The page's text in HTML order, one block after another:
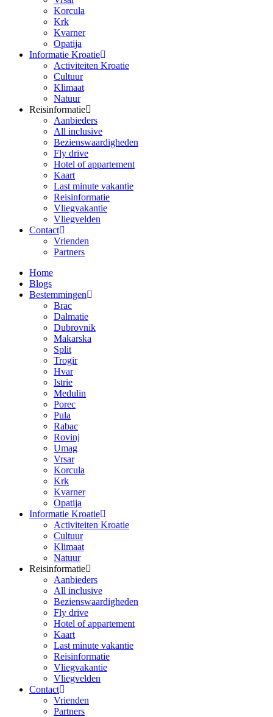
Korcula
Krk
Kvarner
Opatija
Informatie Kroatie
Activiteiten Kroatie
Cultuur
Klimaat
Natuur
Reisinformatie
Aanbieders
All inclusive
Bezienswaardigheden
Fly drive
Hotel of appartement
Kaart
Last minute vakantie
Reisinformatie
Vliegvakantie
Vliegvelden
Contact
Vrienden
Partners
Home
Blogs
Bestemmingen
Brac
Dalmatie
Dubrovnik
Makarska
Split
Trogir
Hvar
Istrie
Medulin
Porec
Pula
Rabac
Rovinj
Umag
Vrsar
Korcula
Krk
Kvarner
Opatija
Informatie Kroatie
Activiteiten Kroatie
Cultuur
Klimaat
Natuur
Reisinformatie
Aanbieders
All inclusive
Bezienswaardigheden
Fly drive
Hotel of appartement
Kaart
Last minute vakantie
Reisinformatie
Vliegvakantie
Vliegvelden
Contact
Vrienden
Partners